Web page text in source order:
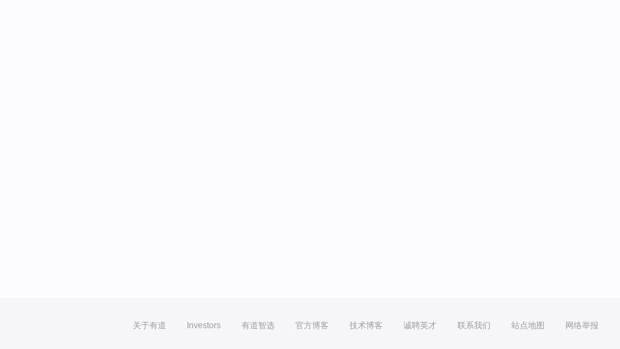
关于有道 Investors 有道智选 官方博客 技术博客 诚聘英才 联系我们 站点地图 网络举报